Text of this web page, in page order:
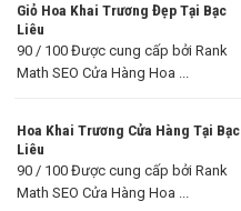
Giỏ Hoa Khai Trương Đẹp Tại Bạc
Liêu
90 / 100 Được cung cấp bởi Rank
Math SEO Cửa Hàng Hoa ...
Hoa Khai Trương Cửa Hàng Tại Bạc
Liêu
90 / 100 Được cung cấp bởi Rank
Math SEO Cửa Hàng Hoa ...